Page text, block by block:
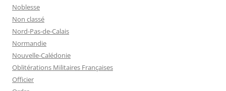
Noblesse
Non classé
Nord-Pas-de-Calais
Normandie
Nouvelle-Calédonie
Oblitérations Militaires Françaises
Officier